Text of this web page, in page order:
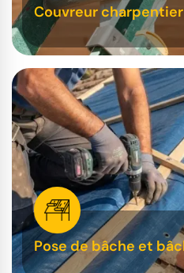
Couvreur charpentier
Pose de bâche et